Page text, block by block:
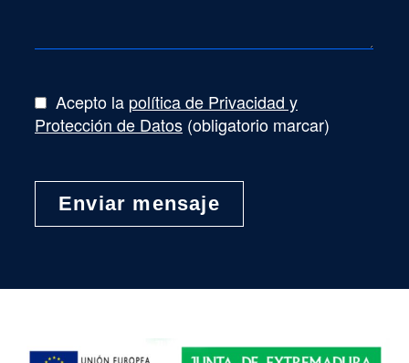
Acepto la política de Privacidad y
Protección de Datos (obligatorio marcar)